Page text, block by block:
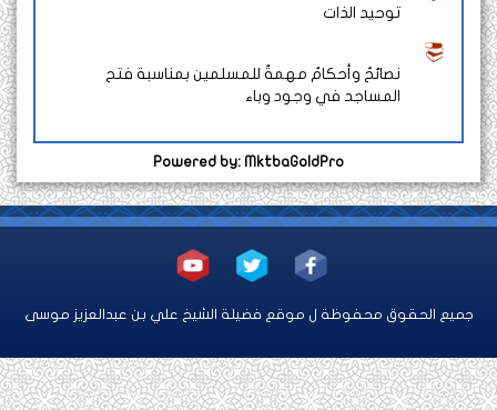
توحيد الذات
نصائحُ وأحكامٌ مهمةٌ للمسلمين بمناسبة فتح
المساجد في وجود وباء
Powered by: MktbaGoldPro
الحقوق محفوظة ل موقع فضيلة الشيخ علي بن عبدالعزيز موسى